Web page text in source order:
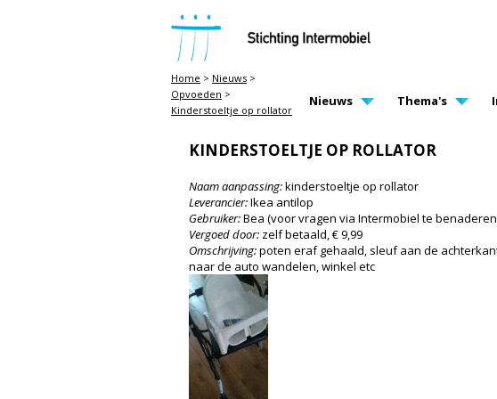
STICHTING INTERMOBIEL
MAIN PAGE NAVIGATION
Nieuws Thema's
Home > Nieuws >
Opvoeden >
Kinderstoeltje op rollator
KINDERSTOELTJE OP ROLLATOR
Naam aanpassing:kinderstoeltje op rollator
Leverancier:Ikea antilop
Gebruiker:Bea (voor vragen via Intermobiel te
Vergoed door: zelf betaald, € 9,99
Omschrijving:poten eraf gehaald, sleuf aan de
naar de auto wandelen, winkel etc